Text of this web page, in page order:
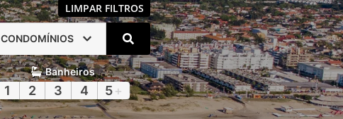
LIMPAR FILTROS
CONDOMÍNIOS
Banheiros
1 2 3 4 5+